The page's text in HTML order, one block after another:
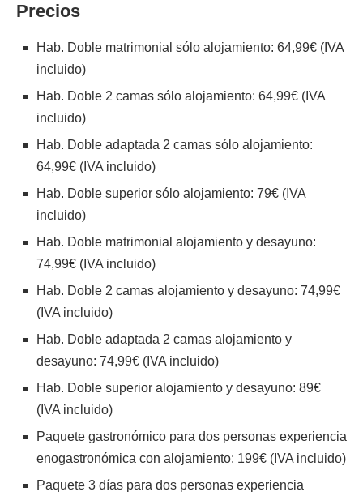
Precios
Hab. Doble matrimonial sólo alojamiento: 64,99€ (IVA
incluido)
Hab. Doble 2 camas sólo alojamiento: 64,99€ (IVA
incluido)
Hab. Doble adaptada 2 camas sólo alojamiento:
64,99€ (IVA incluido)
Hab. Doble superior sólo alojamiento: 79€ (IVA
incluido)
Hab. Doble matrimonial alojamiento y desayuno:
74,99€ (IVA incluido)
Hab. Doble 2 camas alojamiento y desayuno: 74,99€
(IVA incluido)
Hab. Doble adaptada 2 camas alojamiento y
desayuno: 74,99€ (IVA incluido)
Hab. Doble superior alojamiento y desayuno: 89€
(IVA incluido)
Paquete gastronómico para dos personas experiencia
enogastronómica con alojamiento: 199€ (IVA incluido)
Paquete 3 días para dos personas experiencia